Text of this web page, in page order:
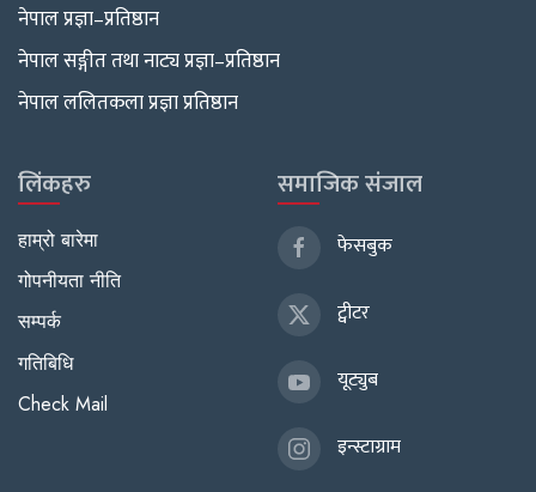
नेपाल प्रज्ञा–प्रतिष्ठान
नेपाल सङ्गीत तथा नाट्य प्रज्ञा–प्रतिष्ठान
नेपाल ललितकला प्रज्ञा प्रतिष्ठान
लिंकहरु
हाम्रो बारेमा
गोपनीयता नीति
सम्पर्क
गतिबिधि
Check Mail
समाजिक संजाल
फेसबुक
ट्वीटर
यूट्युब
इन्स्टाग्राम